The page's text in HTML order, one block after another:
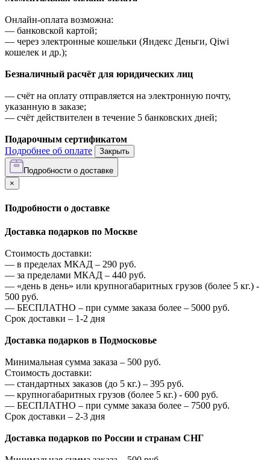
Онлайн-оплата возможна:
— банковской картой;
— через электронные кошельки (Яндекс Деньги, Qiwi
кошелек и др.);
Безналичный расчёт для юридических лиц
— счёт на оплату отправляется на электронную почту,
указанную в заказе;
— счёт действителен в течение 5 банковских дней;
Подарочным сертификатом
Подробнее об оплате
Закрыть
Подробности о доставке
×
Подробности о доставке
Доставка подарков по Москве
Стоимость доставки:
— в пределах МКАД – 290 руб.
— за пределами МКАД – 440 руб.
— «день в день» или крупногабаритных грузов (более 5 кг.) -
500 руб.
— БЕСПЛАТНО – при сумме заказа более – 5000 руб.
Срок доставки – 1-2 дня
Доставка подарков в Подмосковье
Минимальная сумма заказа – 500 руб.
Стоимость доставки:
— стандартных заказов (до 5 кг.) – 395 руб.
— крупногабаритных грузов (более 5 кг.) - 600 руб.
— БЕСПЛАТНО – при сумме заказа более – 7500 руб.
Срок доставки – 2-3 дня
Доставка подарков по России и странам СНГ